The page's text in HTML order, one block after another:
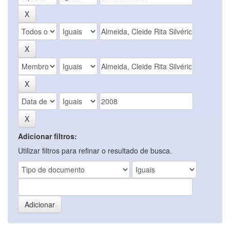
Adicionar filtros:
Utilizar filtros para refinar o resultado de busca.